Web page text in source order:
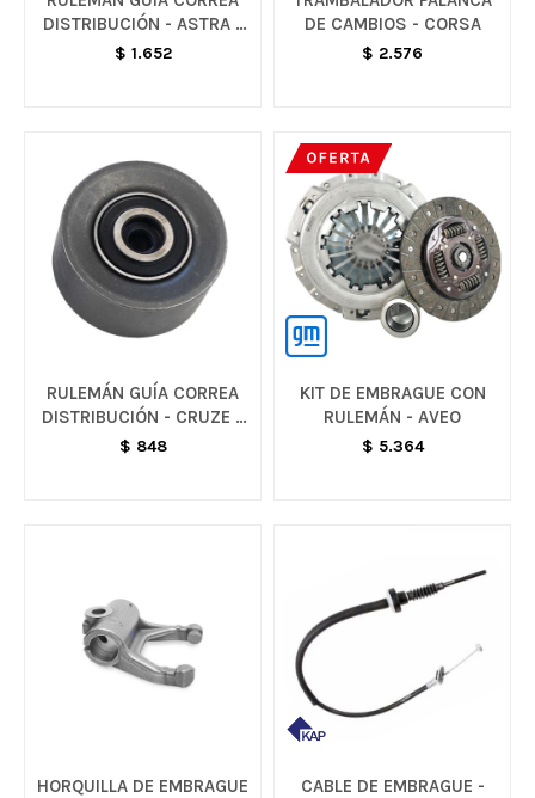
DISTRIBUCIÓN - ASTRA /
VECTRA
$ 1.652
DE CAMBIOS - CORSA
$ 2.576
RULEMÁN GUÍA CORREA
DISTRIBUCIÓN - CRUZE /
SONIC / TRACKER
$ 848
KIT DE EMBRAGUE CON
RULEMÁN - AVEO
$ 5.364
HORQUILLA DE EMBRAGUE
CABLE DE EMBRAGUE -